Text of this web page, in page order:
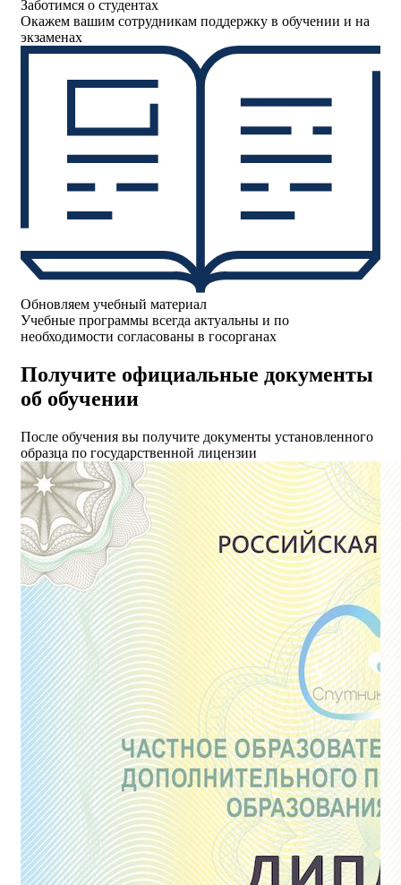
Заботимся о студентах
Окажем вашим сотрудникам поддержку в обучении и на
экзаменах
Обновляем учебный материал
Учебные программы всегда актуальны и по
необходимости согласованы в госорганах
Получите официальные документы
об обучении
После обучения вы получите документы установленного
образца по государственной лицензии